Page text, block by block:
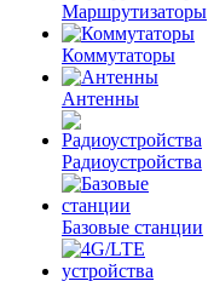
Маршрутизаторы
Коммутаторы
Антенны
Радиоустройства
Базовые станции